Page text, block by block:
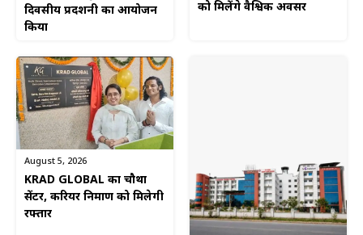
दिवसीय प्रदर्शनी का आयोजन
किया
को मिलेंगे वैश्विक अवसर
August 5, 2026
KRAD GLOBAL का चौथा
सेंटर, करियर निर्माण को मिलेगी
रफ्तार